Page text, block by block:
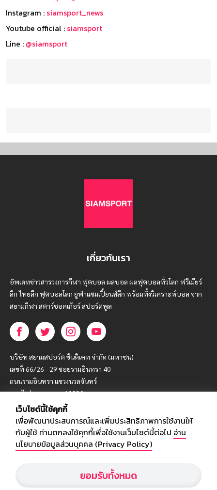
Instagram : siamsport_news
Youtube official : siamsport
Line : @siamsport
เกี่ยวกับเรา
อัพเดทข่าวสารวงการกีฬา ฟุตบอล ผลบอล ผลฟุตบอลทั่วโลก ฟรีเมียร์
ลีก ไทยลีก ฟุตบอลโลก ยูฟ่าแซมเปี้ยนส์ลีก พร้อมทั้งวิเคราะห์บอล จาก
สยามกีฬา สตาร์ชอคเก้อร์ สปอร์ตพูล
บริษัท สยามสปอร์ต ซินติเคท จำกัด (มหาชน)
เลขที่ 66/26 - 29 ซอยรามอินทรา 40
ถนนรามอินทรา แขวงนวลจันทร์
เขตบึงกุ่ม กรุงเทพฯ 10230
โทร : 02-5088-000
อีเมล์ : webmaster@siamsport.co.th
เว็บไซต์ : www.siamsport.co.th
เว็บไซต์นี้ใช้คุกกี้
เพื่อพัฒนาประสบการณ์และเพิ่มประสิทธิภาพการใช้งานให้
กับผู้ใช้ ท่านตกลงใช้คุกกี้เพื่อใช้งานเว็บไซต์นี้ต่อไป อ่าน
นโยบายข้อมูลส่วนบุคคล (Privacy Policy)
ยอมรับทั้งหมด